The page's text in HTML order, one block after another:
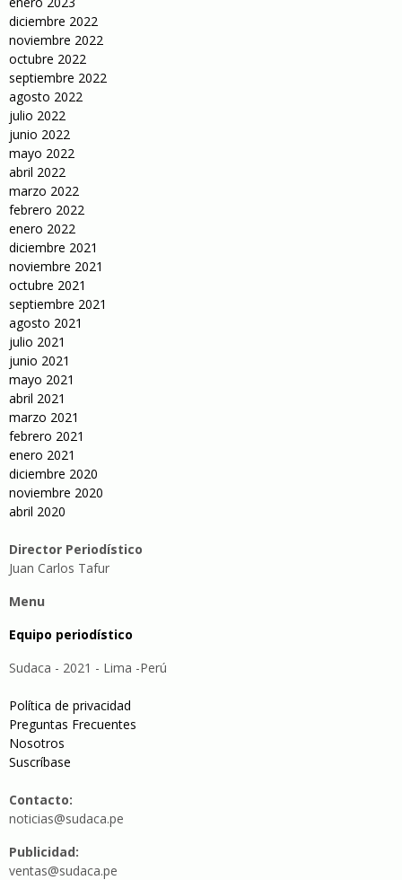
diciembre 2022
noviembre 2022
octubre 2022
septiembre 2022
agosto 2022
julio 2022
junio 2022
mayo 2022
abril 2022
marzo 2022
febrero 2022
enero 2022
diciembre 2021
noviembre 2021
octubre 2021
septiembre 2021
agosto 2021
julio 2021
junio 2021
mayo 2021
abril 2021
marzo 2021
febrero 2021
enero 2021
diciembre 2020
noviembre 2020
abril 2020
Director Periodístico
Juan Carlos Tafur
Menu
Equipo periodístico
Sudaca - 2021 - Lima -Perú
Política de privacidad
Preguntas Frecuentes
Nosotros
Suscríbase
Contacto:
noticias@sudaca.pe
Publicidad:
ventas@sudaca.pe